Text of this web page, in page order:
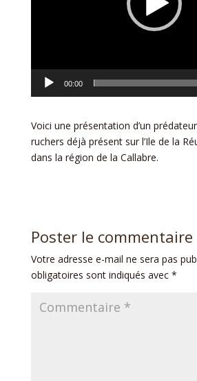
00:00
Voici une présentation d’un
ruchers déjà présent sur l’Ile de la
dans la région de la Callabre.
Poster le commentaire
Votre adresse e-mail ne sera pas
obligatoires sont indiqués avec *